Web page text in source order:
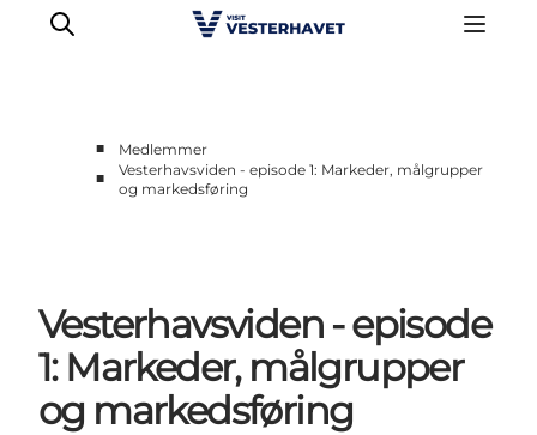
Erhverv
Medlemskab
Nyheder
Om os
■
Medlemmer
■
Vesterhavsviden - episode 1: Markeder, målgrupper
og markedsføring
Vesterhavsviden - episode
1: Markeder, målgrupper
og markedsføring